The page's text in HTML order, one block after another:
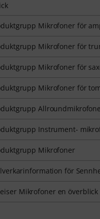
Mikrofoner för
Mikrofoner för
Mikrofoner för
Mikrofoner för
Instrument-
Mikrofoner
för
Mikrofoner en överblick